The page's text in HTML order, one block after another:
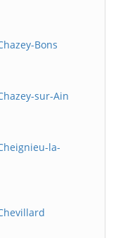
Bons
sur-Ain
la-